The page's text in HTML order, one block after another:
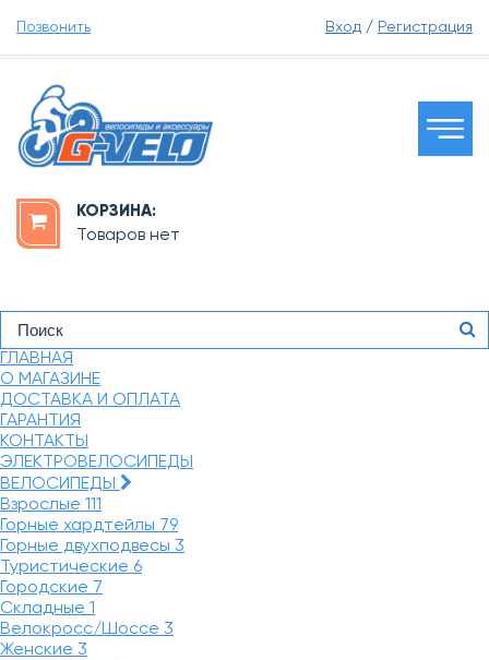
Позвонить Вход / Регистрация
КОРЗИНА:
Товаров нет
ГЛАВНАЯ
О МАГАЗИНЕ
ДОСТАВКА И ОПЛАТА
ГАРАНТИЯ
КОНТАКТЫ
ЭЛЕКТРОВЕЛОСИПЕДЫ
ВЕЛОСИПЕДЫ
Взрослые 111
Горные хардтейлы 79
Горные двухподвесы 3
Туристические 6
Городские 7
Складные 1
Велокросс/Шоссе 3
Женские 3